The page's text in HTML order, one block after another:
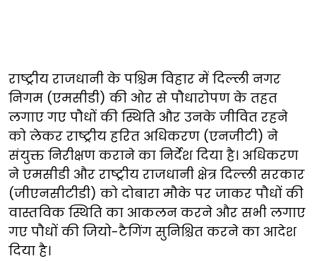
राष्ट्रीय राजधानी के पश्चिम विहार में दिल्ली नगर
निगम (एमसीडी) की ओर से पौधारोपण के तहत
लगाए गए पौधों की स्थिति और उनके जीवित रहने
को लेकर राष्ट्रीय हरित अधिकरण (एनजीटी) ने
संयुक्त निरीक्षण कराने का निर्देश दिया है। अधिकरण
ने एमसीडी और राष्ट्रीय राजधानी क्षेत्र दिल्ली सरकार
(जीएनसीटीडी) को दोबारा मौके पर जाकर पौधों की
वास्तविक स्थिति का आकलन करने और सभी लगाए
गए पौधों की जियो-टैगिंग सुनिश्चित करने का आदेश
दिया है।